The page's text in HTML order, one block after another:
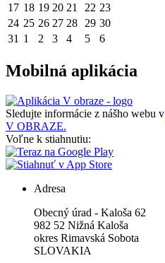
17 18 19 20 21 22 23
24 25 26 27 28 29 30
31 1 2 3 4 5 6
Mobilná aplikácia
Sledujte informácie z nášho webu v
V OBRAZE.
Voľne k stiahnutiu:
Adresa
Obecný úrad - Kaloša 62
982 52 Nižná Kaloša
okres Rimavská Sobota
SLOVAKIA